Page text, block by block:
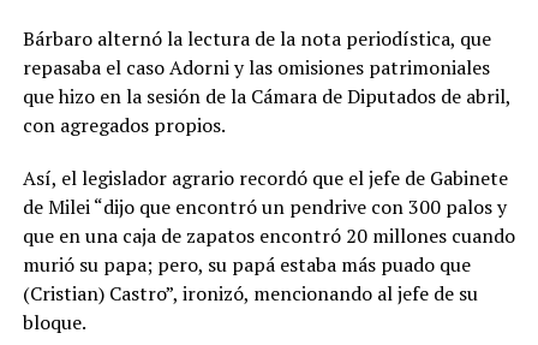
Bárbaro alternó la lectura de la nota periodística, que
repasaba el caso Adorni y las omisiones patrimoniales
que hizo en la sesión de la Cámara de Diputados de abril,
con agregados propios.
Así, el legislador agrario recordó que el jefe de Gabinete
de Milei “dijo que encontró un pendrive con 300 palos y
que en una caja de zapatos encontró 20 millones cuando
murió su papa; pero, su papá estaba más puado que
(Cristian) Castro”, ironizó, mencionando al jefe de su
bloque.